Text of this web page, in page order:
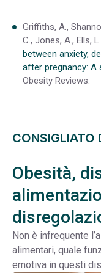
Griffiths, A.,
C., Jones, A., Ells,
between anxiety,
after pregnancy: A
Obesity Reviews.
CONSIGLIATO
Obesità,
Non è infrequente
alimentari, quale
emotiva in questi